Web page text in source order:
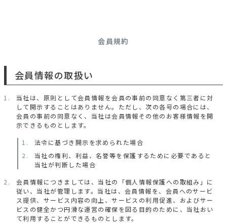
会員規約
会員情報の取扱い
当社は、原則として会員情報を会員の事前の同意なく第三者に対
して開示することはありません。ただし、次の各号の場合には、
会員の事前の同意なく、当社は会員情報その他のお客様情報を開
示できるものとします。
法令に基づき開示を求められた場合
当社の権利、利益、名誉等を保護するために必要であると
当社が判断した場合
会員情報につきましては、当社の「個人情報保護への取組み」に
従い、当社が管理します。当社は、会員情報を、会員へのサービ
ス提供、サービス内容の向上、サービスの利用促進、およびサー
ビスの健全かつ円滑な運営の確保を図る目的のために、当社おい
て利用することができるものとします。